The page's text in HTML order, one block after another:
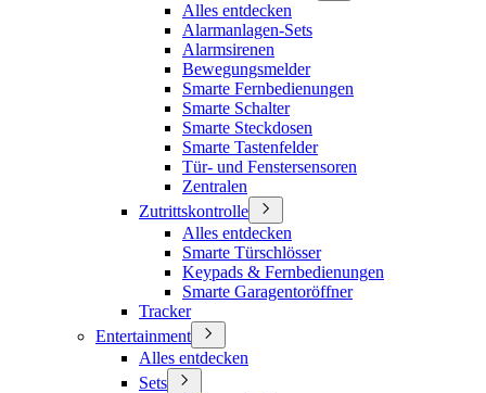
Alles entdecken
Alarmanlagen-Sets
Alarmsirenen
Bewegungsmelder
Smarte Fernbedienungen
Smarte Schalter
Smarte Steckdosen
Smarte Tastenfelder
Tür- und Fenstersensoren
Zentralen
Zutrittskontrolle
Alles entdecken
Smarte Türschlösser
Keypads & Fernbedienungen
Smarte Garagentoröffner
Tracker
Entertainment
Alles entdecken
Sets